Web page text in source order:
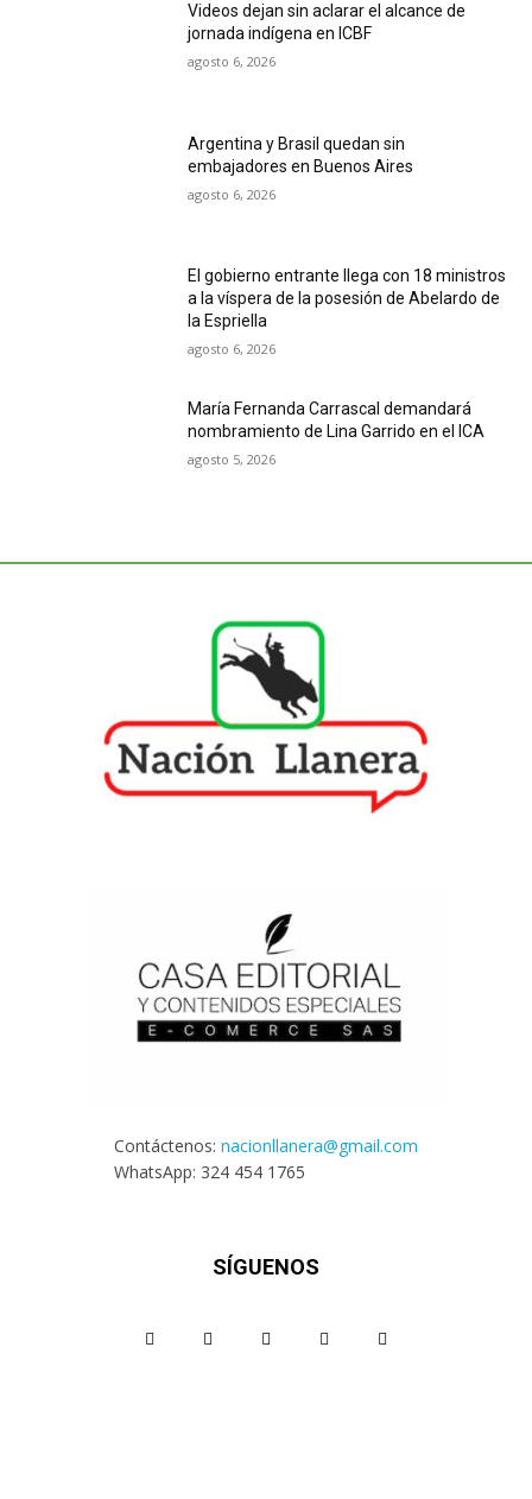
Videos dejan sin aclarar el alcance de
jornada indígena en ICBF
agosto 6, 2026
Argentina y Brasil quedan sin
embajadores en Buenos Aires
agosto 6, 2026
El gobierno entrante llega con 18 ministros
a la víspera de la posesión de Abelardo de
la Espriella
agosto 6, 2026
María Fernanda Carrascal demandará
nombramiento de Lina Garrido en el ICA
agosto 5, 2026
Contáctenos: nacionllanera@gmail.com
WhatsApp: 324 454 1765
SÍGUENOS